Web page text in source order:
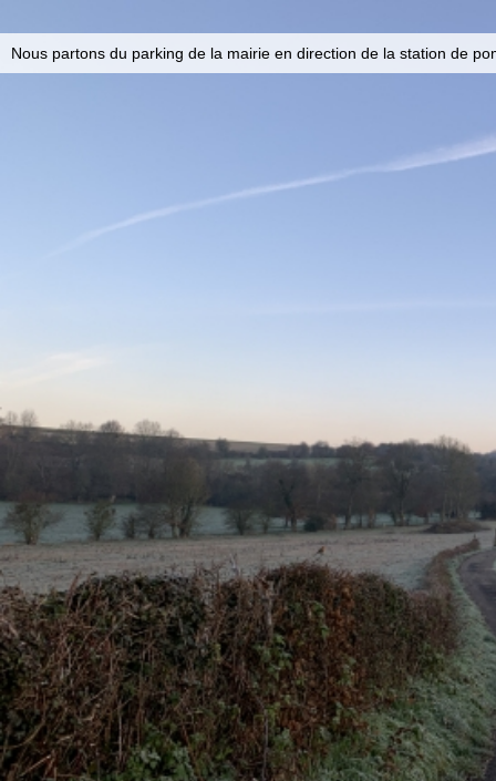
Nous partons du parking de la mairie en direction de la station de